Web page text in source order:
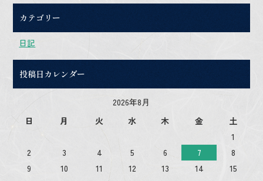
カテゴリー
日記
投稿日カレンダー
2026年8月
日
月 火 水 木 金
土
1
2
3 4 5 6 7
8
9
10 11 12 13 14
15